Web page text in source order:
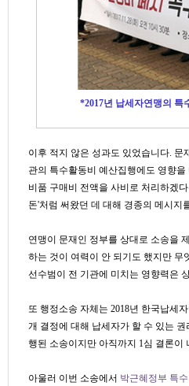
*2017년 납세자연맹의
이후 적지 않은 성과도 있었습니다.
관의 특수활동비 예산집행에도 영향을
비품 구매비 전액을 사비로 처리하겠
돈'처럼 써왔던 데 대해 경종의 메시지
연맹이 문재인 정부를 상대로 소송을
하는 것이 여력이 안 되기도 했지만
선수범이 전 기관에 미치는 영향력은
또 행정소송 자체는 2018년 한국납세
개 결정에 대해 납세자가 할 수 있는
행된 소송이지만 아직까지 1심 결론이
아울러 이번 소송에서 박근혜정부 특